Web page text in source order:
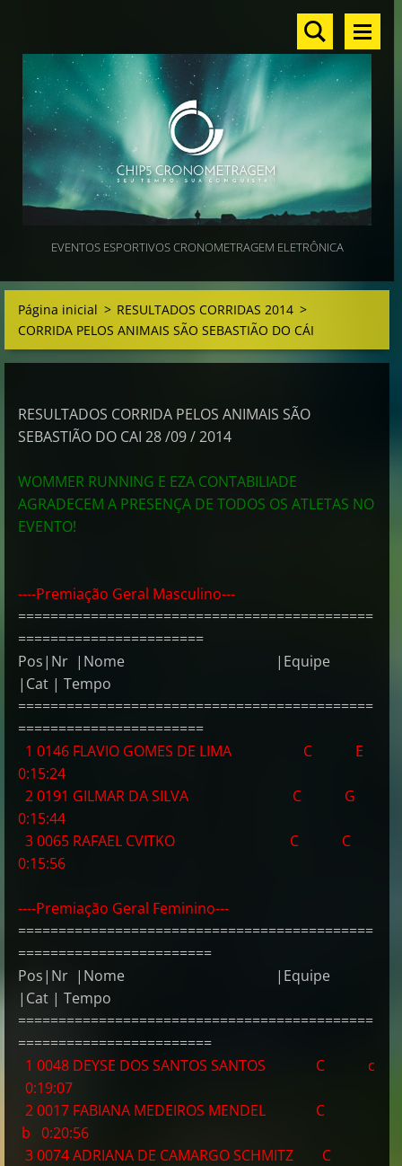
EVENTOS ESPORTIVOS CRONOMETRAGEM ELETRÔNICA
Página inicial > RESULTADOS CORRIDAS 2014 >
CORRIDA PELOS ANIMAIS SÃO SEBASTIÃO DO CÁI
RESULTADOS CORRIDA PELOS ANIMAIS SÃO
SEBASTIÃO DO CAI 28 /09 / 2014
WOMMER RUNNING E EZA CONTABILIADE
AGRADECEM A PRESENÇA DE TODOS OS ATLETAS NO
EVENTO!
----Premiação Geral Masculino---
============================================
=======================
Pos|Nr |Nome |Equipe
|Cat | Tempo
============================================
=======================
1 0146 FLAVIO GOMES DE LIMA C E
0:15:24
2 0191 GILMAR DA SILVA C G
0:15:44
3 0065 RAFAEL CVITKO C C
0:15:56
----Premiação Geral Feminino---
============================================
========================
Pos|Nr |Nome |Equipe
|Cat | Tempo
============================================
========================
1 0048 DEYSE DOS SANTOS SANTOS C c
0:19:07
2 0017 FABIANA MEDEIROS MENDEL C
b 0:20:56
3 0074 ADRIANA DE CAMARGO SCHMITZ C